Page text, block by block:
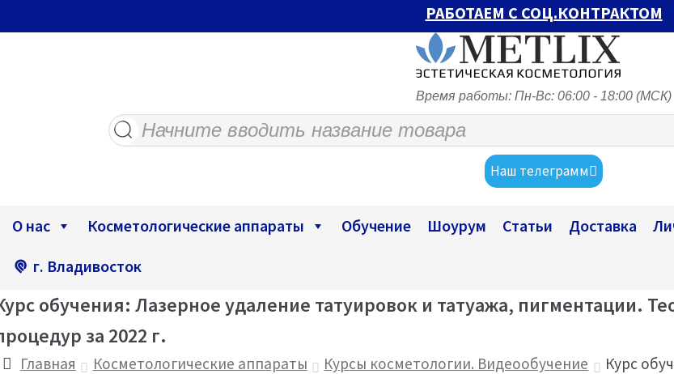
РАБОТАЕМ С СОЦ.КОНТРАКТОМ
Время работы: Пн-Вс: 06:00 - 18:00 (МСК)
Поиск
товаров
Наш телеграмм
О нас Косметологические аппараты Обучение Шоурум Статьи Доставка
г. Владивосток
обучения: Лазерное удаление татуировок и татуажа, пигментации.
за 2022 г.
Главная Косметологические аппараты Курсы косметологии. Видеообучение
Курс